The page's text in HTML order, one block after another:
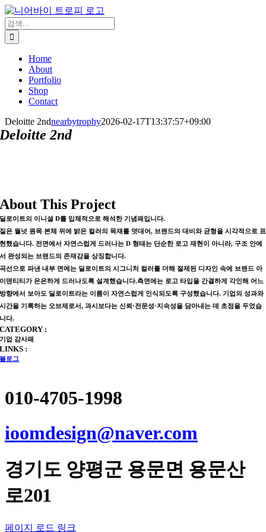
콘
텐
츠
로
검
색:
Home
About
Portfolio
Shop
Contact
Deloitte 2ndnearbytrophy2026-02-17T13:37:57+09:00
Deloitte 2nd
About This Project
딜로이트의 이니셜D를 입체적으로 해석한 기념패입니다.
짙은 월넛 원목 본체 위에 밝은 컬러의 목재를 덧대어, 브랜드의 대비와 균형을 시각적으로 표
현했습니다. 전면에서 자연스럽게 드러나는 D 형태는 단순한 로고 재현이 아니라, 구조 안에
서 완성되는 브랜드의 존재감을 상징합니다.
곡선으로 파낸 내부 면에는 딜로이트의 시그니처 컬러를 더해 절제된 디자인 속에 브랜드 아
이덴티티가 은은하게 드러나도록 설계했습니다.측면에는 로고 타입을 간결하게 각인해 어느
방향에서 보아도 딜로이트라는 이름이 자연스럽게 인식되도록 구성했습니다. 기업의 성과와
시간을 기록하는 오브제로서, 과시보다는 신뢰·전문성·지속성을 담아내는 데 초점을 두었습
니다.
CATEGORY :
기업 감사패
LINKS :
블로그
010-4705-1998
ioomdesign@naver.com
경기도 양평군 용문면 용문산
로201
페이지 로드 링크